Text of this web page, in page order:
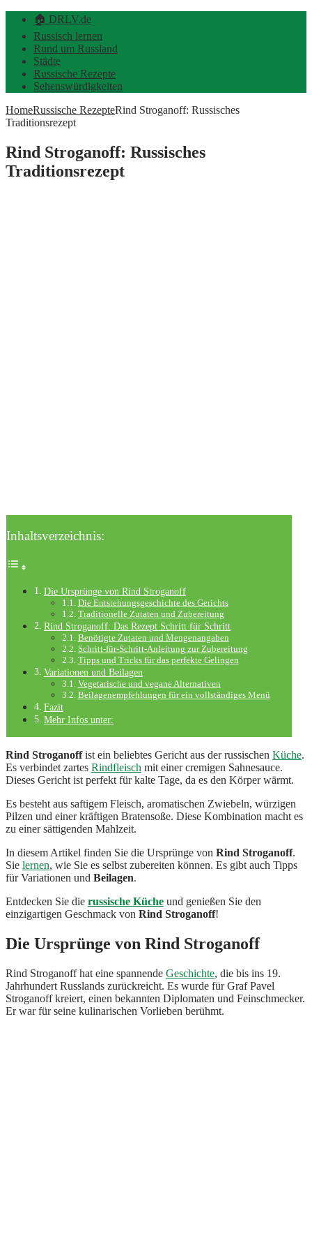
🏠 DRLV.de
Russisch lernen
Rund um Russland
Städte
Russische Rezepte
Sehenswürdigkeiten
HomeRussische RezepteRind Stroganoff: Russisches
Traditionsrezept
Rind Stroganoff: Russisches
Traditionsrezept
Inhaltsverzeichnis:
Die Ursprünge von Rind Stroganoff
Die Entstehungsgeschichte des Gerichts
Traditionelle Zutaten und Zubereitung
Rind Stroganoff: Das Rezept Schritt für Schritt
Benötigte Zutaten und Mengenangaben
Schritt-für-Schritt-Anleitung zur Zubereitung
Tipps und Tricks für das perfekte Gelingen
Variationen und Beilagen
Vegetarische und vegane Alternativen
Beilagenempfehlungen für ein vollständiges Menü
Fazit
Mehr Infos unter:
Rind Stroganoffist ein beliebtes Gericht aus der russischen Küche.
Es verbindet zartes Rindfleisch mit einer cremigen Sahnesauce.
Dieses Gericht ist perfekt für kalte Tage, da es den Körper wärmt.
Es besteht aus saftigem Fleisch, aromatischen Zwiebeln, würzigen
Pilzen und einer kräftigen Bratensoße. Diese Kombination macht es
zu einer sättigenden Mahlzeit.
In diesem Artikel finden Sie die Ursprünge von Rind Stroganoff.
Sie lernen, wie Sie es selbst zubereiten können. Es gibt auch Tipps
für Variationen und Beilagen.
Entdecken Sie die russische Küche und genießen Sie den
einzigartigen Geschmack von Rind Stroganoff!
Die Ursprünge von Rind Stroganoff
Rind Stroganoff hat eine spannende Geschichte, die bis ins 19.
Jahrhundert Russlands zurückreicht. Es wurde für Graf Pavel
Stroganoff kreiert, einen bekannten Diplomaten und Feinschmecker.
Er war für seine kulinarischen Vorlieben berühmt.